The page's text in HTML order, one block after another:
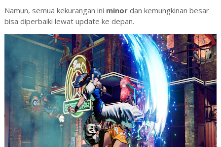
Namun, semua kekurangan ini minordan kemungkinan besar
bisa diperbaiki lewat update ke depan.